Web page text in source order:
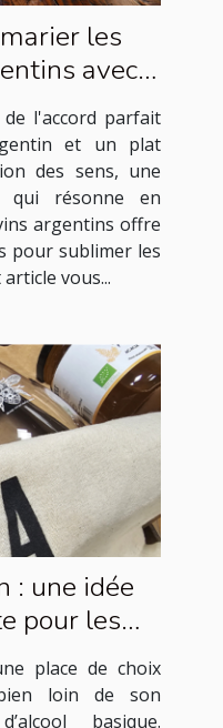
les
avec
l'accord parfait
et un plat
des sens, une
qui résonne en
argentins offre
pour sublimer les
vous...
: une idée
pour les
place de choix
loin de son
basique.